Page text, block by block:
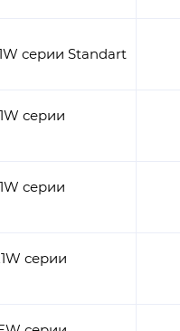
серии Standart
серии
серии
серии